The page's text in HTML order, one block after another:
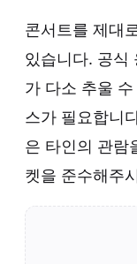
콘서트를 제대
있습니다. 공식
가 다소 추울
스가 필요합니
은 타인의 관람
켓을 준수해주